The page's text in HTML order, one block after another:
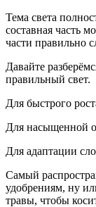
Тема света
составная часть
части правильно
Давайте
правильный свет.
Для быстрого
Для насыщенной
Для адаптации
Самый
удобрениям, ну
травы, чтобы